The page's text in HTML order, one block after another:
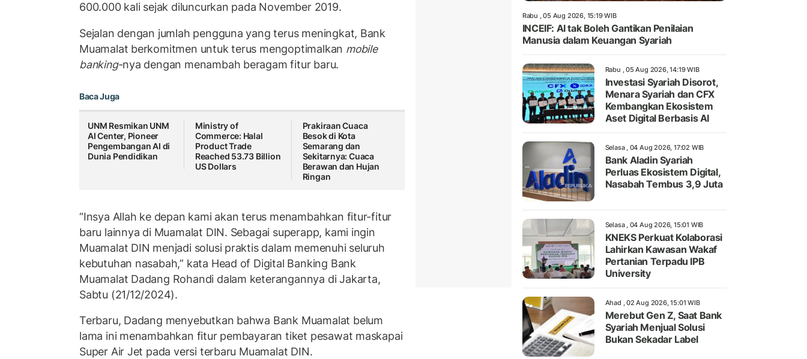
600.000 kali sejak diluncurkan pada November 2019.
Sejalan dengan jumlah pengguna yang terus meningkat, Bank
Muamalat berkomitmen untuk terus mengoptimalkan mobile
banking-nya dengan menambah beragam fitur baru.
Baca Juga
UNM Resmikan UNM
AI Center, Pioneer
Pengembangan AI di
Dunia Pendidikan
Ministry of
Commerce: Halal
Product Trade
Reached 53.73 Billion
US Dollars
Prakiraan Cuaca
Besok di Kota
Semarang dan
Sekitarnya: Cuaca
Berawan dan Hujan
Ringan
“Insya Allah ke depan kami akan terus menambahkan fitur-fitur
baru lainnya di Muamalat DIN. Sebagai superapp, kami ingin
Muamalat DIN menjadi solusi praktis dalam memenuhi seluruh
kebutuhan nasabah,” kata Head of Digital Banking Bank
Muamalat Dadang Rohandi dalam keterangannya di Jakarta,
Sabtu (21/12/2024).
Terbaru, Dadang menyebutkan bahwa Bank Muamalat belum
lama ini menambahkan fitur pembayaran tiket pesawat maskapai
Super Air Jet pada versi terbaru Muamalat DIN.
Rabu , 05 Aug 2026, 15:19 WIB
INCEIF: AI tak Boleh Gantikan Penilaian
Manusia dalam Keuangan Syariah
Rabu , 05 Aug 2026, 14:19 WIB
Investasi Syariah Disorot,
Menara Syariah dan CFX
Kembangkan Ekosistem
Aset Digital Berbasis AI
Selasa , 04 Aug 2026, 17:02 WIB
Bank Aladin Syariah
Perluas Ekosistem Digital,
Nasabah Tembus 3,9 Juta
Selasa , 04 Aug 2026, 15:01 WIB
KNEKS Perkuat Kolaborasi
Lahirkan Kawasan Wakaf
Pertanian Terpadu IPB
University
Ahad , 02 Aug 2026, 15:01 WIB
Merebut Gen Z, Saat Bank
Syariah Menjual Solusi
Bukan Sekadar Label